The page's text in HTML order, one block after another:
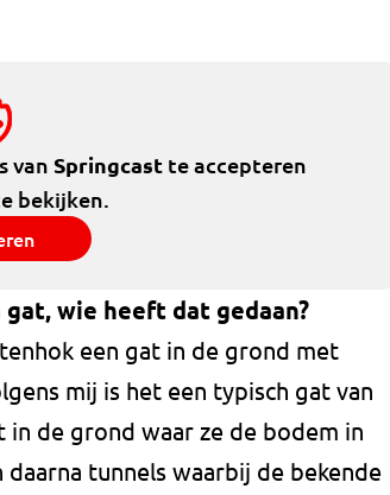
van Springcastte accepteren
bekijken.
wie heeft dat gedaan?
een gat in de grond met
mij is het een typisch gat van
de grond waar ze de bodem in
tunnels waarbij de bekende